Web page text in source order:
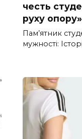
честь
руху опору»
Пам’ятник
мужності: